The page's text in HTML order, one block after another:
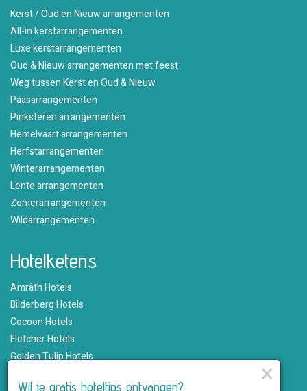
Kerst / Oud en Nieuw arrangementen
All-in kerstarrangementen
Luxe kerstarrangementen
Oud & Nieuw arrangementen met feest
Weg tussen Kerst en Oud & Nieuw
Paasarrangementen
Pinksteren arrangementen
Hemelvaart arrangementen
Herfstarrangementen
Winterarrangementen
Lente arrangementen
Zomerarrangementen
Wildarrangementen
Hotelketens
Amrâth Hotels
Bilderberg Hotels
Cocoon Hotels
Fletcher Hotels
Golden Tulip Hotels
×
Wil je gratis hoteltips ontvangen?